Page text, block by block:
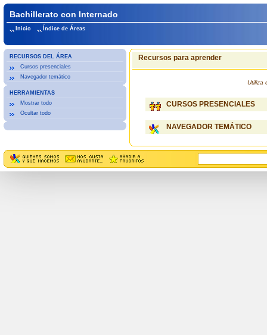
Bachillerato con Internado
Inicio Índice de Áreas
RECURSOS DEL ÁREA
Cursos presenciales
Navegador temático
HERRAMIENTAS
Mostrar todo
Ocultar todo
Recursos para aprender
Utiliza
CURSOS PRESENCIALES
NAVEGADOR TEMÁTICO